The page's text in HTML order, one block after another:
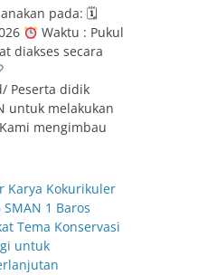
pada: 🗓
Waktu : Pukul
diakses secara
Peserta didik
untuk melakukan
mengimbau
Karya Kokurikuler
SMAN 1 Baros
Tema Konservasi
untuk